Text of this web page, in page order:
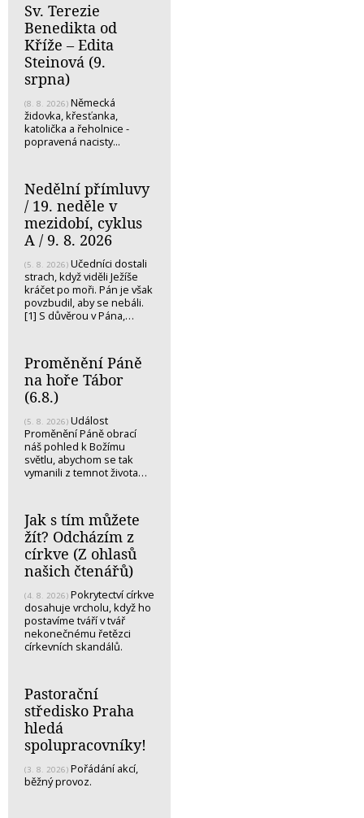
Sv. Terezie
Benedikta od
Kříže – Edita
Steinová (9.
srpna)
(8. 8. 2026) Německá
židovka, křesťanka,
katolička a řeholnice -
popravená nacisty...
Nedělní přímluvy
/ 19. neděle v
mezidobí, cyklus
A / 9. 8. 2026
(5. 8. 2026) Učedníci dostali
strach, když viděli Ježíše
kráčet po moři. Pán je však
povzbudil, aby se nebáli.
[1] S důvěrou v Pána,…
Proměnění Páně
na hoře Tábor
(6.8.)
(5. 8. 2026) Událost
Proměnění Páně obrací
náš pohled k Božímu
světlu, abychom se tak
vymanili z temnot života…
Jak s tím můžete
žít? Odcházím z
církve (Z ohlasů
našich čtenářů)
(4. 8. 2026) Pokrytectví církve
dosahuje vrcholu, když ho
postavíme tváří v tvář
nekonečnému řetězci
církevních skandálů.
Pastorační
středisko Praha
hledá
spolupracovníky!
(3. 8. 2026) Pořádání akcí,
běžný provoz.